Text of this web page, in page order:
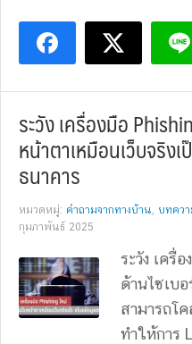
ระวัง เครื่องมือ
หน้าตาเหมือนเว็บจริง
ธนาคาร
หมวดหมู่: คำถามจากทางบ้าน, บทควา
กุมภาพันธ์ 2025
ระวัง เครื่
ด้านไซเบ
สามารถโค
ทำให้การ